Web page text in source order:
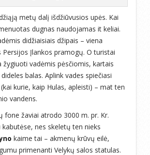
metų dalį išdžiūvusios upės. Kai
dugnas naudojamas it keliai.
didžiaisiais džipais – viena
Įlankos pramogų. O turistai
žygiuoti vadėmis pėsčiomis, kartais
balas. Aplink vades spiečiasi
kurie, kaip Hulas, apleisti) – mat ten
vandens.
fone žaviai atrodo 3000 m. pr. Kr.
kabutėse, nes skeletų ten nieks
kaime tai – akmenų krūvų eilė,
primenanti Velykų salos statulas.